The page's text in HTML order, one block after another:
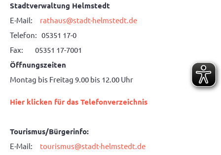
Stadtverwaltung Helmstedt
E-Mail: rathaus@stadt-helmstedt.de
Telefon: 05351 17-0
Fax: 05351 17-7001
Öffnungszeiten
Montag bis Freitag 9.00 bis 12.00 Uhr
Hier klicken für das Telefonverzeichnis
Tourismus/Bürgerinfo:
E-Mail: tourismus@stadt-helmstedt.de